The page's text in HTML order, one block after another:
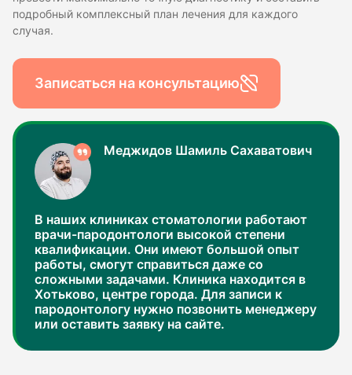
подробный комплексный план лечения для каждого
случая.
Записаться на консультацию
Меджидов Шамиль Сахаватович
В наших клиниках стоматологии работают
врачи-пародонтологи высокой степени
квалификации. Они имеют большой опыт
работы, смогут справиться даже со
сложными задачами. Клиника находится в
Хотьково, центре города. Для записи к
пародонтологу нужно позвонить менеджеру
или оставить заявку на сайте.